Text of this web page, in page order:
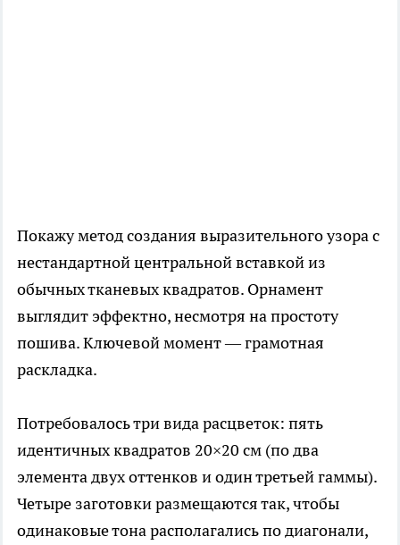
Покажу метод создания выразительного узора с
нестандартной центральной вставкой из
обычных тканевых квадратов. Орнамент
выглядит эффектно, несмотря на простоту
пошива. Ключевой момент — грамотная
раскладка.
Потребовалось три вида расцветок: пять
идентичных квадратов 20×20 см (по два
элемента двух оттенков и один третьей гаммы).
Четыре заготовки размещаются так, чтобы
одинаковые тона располагались по диагонали,